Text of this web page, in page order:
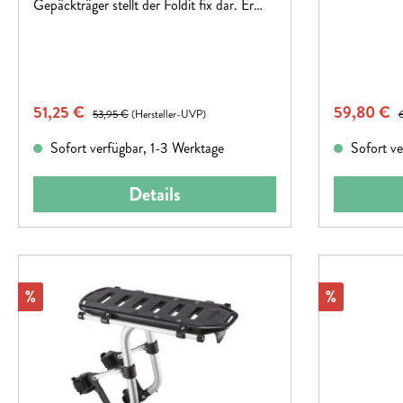
Gepäckträger stellt der Foldit fix dar. Er
Verkaufspreis:
51,25 € Regulärer Preis:
53,95 €(Hersteller-UVP)
Sofort verfügbar, 1-3 Werktage
Details
59,80 €
Sofort
Rabatt
% Rabatt
%